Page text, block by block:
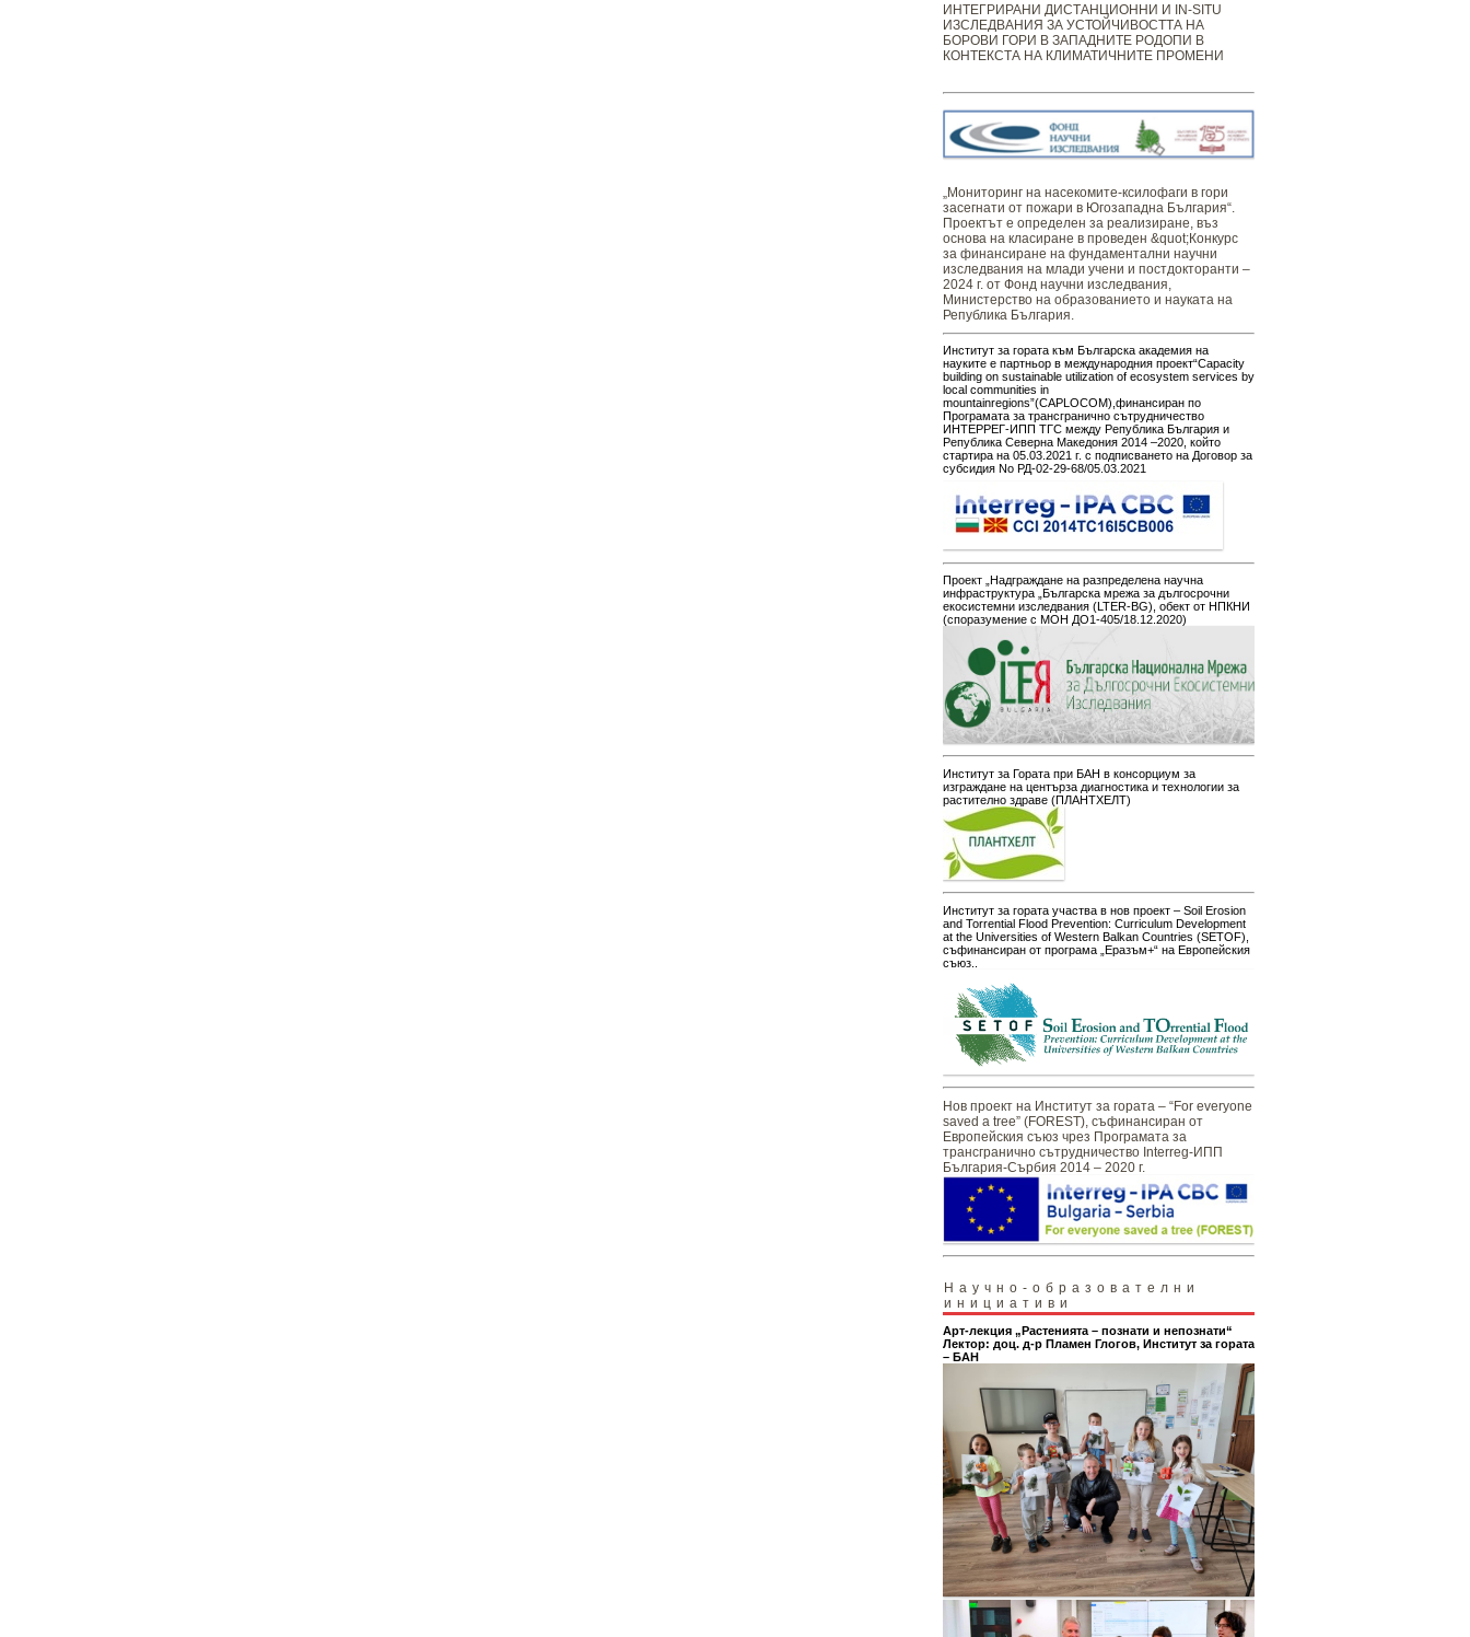
ИНТЕГРИРАНИ ДИСТАНЦИОННИ И IN-SITU
ИЗСЛЕДВАНИЯ ЗА УСТОЙЧИВОСТТА НА
БОРОВИ ГОРИ В ЗАПАДНИТЕ РОДОПИ В
КОНТЕКСТА НА КЛИМАТИЧНИТЕ ПРОМЕНИ
„Мониторинг ​​​на ​​насекомите-ксилофаги в гори
засегнати от пожари в Югозападна България“.
Проектът е определен за реализиране, въз
основа на класиране в проведен &quot;Конкурс
за финансиране на фундаментални научни
изследвания на млади учени и постдокторанти –
2024 г. от Фонд научни изследвания,
Министерство на образованието и науката на
Република България.
Институт за гората към Българска академия на
науките е партньор в международния проект“Capacity
building on sustainable utilization of ecosystem services by
local communities in
mountainregions”(CAPLOCOM),финансиран по
Програмата за трансгранично сътрудничество
ИНТЕРРЕГ-ИПП ТГС между Република България и
Република Северна Македония 2014 –2020, който
стартира на 05.03.2021 г. с подписването на Договор за
субсидия No РД-02-29-68/05.03.2021
Проект „Надграждане на разпределена научна
инфраструктура „Българска мрежа за дългосрочни
екосистемни изследвания (LTER-BG), обект от НПКНИ
(споразумение с МОН ДО1-405/18.12.2020)
Институт за Гората при БАН в консорциум за
изграждане на центърза диагностика и технологии за
растително здраве (ПЛАНТХЕЛТ)
Институт за гората участва в нов проект – Soil Erosion
and Torrential Flood Prevention: Curriculum Development
at the Universities of Western Balkan Countries (SETOF),
съфинансиран от програма „Еразъм+“ на Европейския
съюз..
Нов проект на Институт за гората – “For everyone
saved a tree” (FOREST), съфинансиран от
Европейския съюз чрез Програмата за
трансгранично сътрудничество Interreg-ИПП
България-Сърбия 2014 – 2020 г.
Научно-образователни
инициативи
Арт-лекция „Растенията – познати и непознати“
Лектор: доц. д-р Пламен Глогов, Институт за гората
– БАН